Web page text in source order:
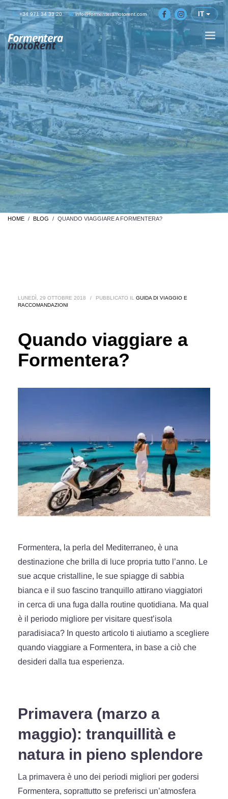
+34 971 34 33 20 info@formenteramotorent.com IT
HOME BLOG QUANDO VIAGGIARE A FORMENTERA?
LUNEDÌ, 29 OTTOBRE 2018 / PUBBLICATO IL GUIDA DI VIAGGIO E
RACCOMANDAZIONI
Quando viaggiare a
Formentera?
Formentera, la perla del Mediterraneo, è una
destinazione che brilla di luce propria tutto l’anno. Le
sue acque cristalline, le sue spiagge di sabbia
bianca e il suo fascino tranquillo attirano viaggiatori
in cerca di una fuga dalla routine quotidiana. Ma qual
è il periodo migliore per visitare quest’isola
paradisiaca? In questo articolo ti aiutiamo a scegliere
quando viaggiare a Formentera, in base a ciò che
desideri dalla tua esperienza.
Primavera (marzo a
maggio): tranquillità e
natura in pieno splendore
La primavera è uno dei periodi migliori per godersi
Formentera, soprattutto se preferisci un’atmosfera